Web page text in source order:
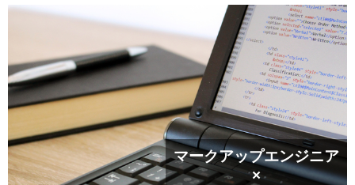
マークアップエンジニア
×